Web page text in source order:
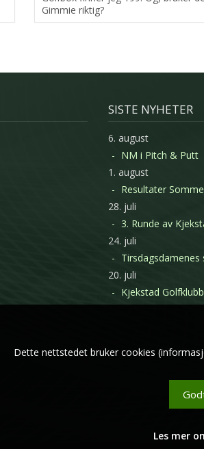
Gimmie riktig?
SISTE NYHETER
6. august
NM i Pitch & Putt
1. august
Resultater
28. juli
3. Runde av
24. juli
20. juli
Kjekstad
Dette nettstedet bruker cookies
Les mer